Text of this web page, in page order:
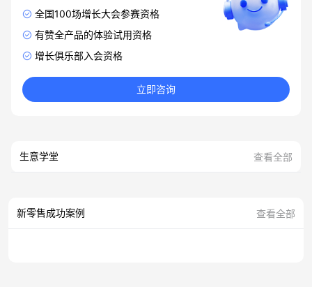
全国100场增长大会参赛资格
有赞全产品的体验试用资格
增长俱乐部入会资格
立即咨询
生意学堂 查看全部
新零售成功案例 查看全部